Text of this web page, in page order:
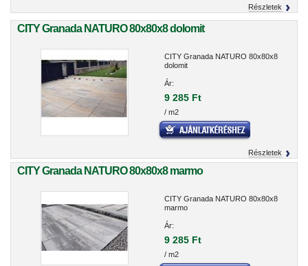
Részletek
CITY Granada NATURO 80x80x8 dolomit
CITY Granada NATURO 80x80x8
dolomit
Ár:
9 285 Ft
/ m2
Részletek
CITY Granada NATURO 80x80x8 marmo
CITY Granada NATURO 80x80x8
marmo
Ár:
9 285 Ft
/ m2